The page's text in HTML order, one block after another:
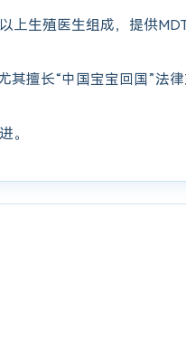
上生殖医生组成，提供
其擅长“中国宝宝回国”法
。